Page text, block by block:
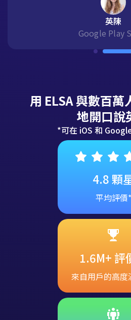
英陳
Google Play
用 ELSA 與數百萬
地開口說
*可在 iOS 和
4.8 顆
平均評價*
1.6M+ 評
來自用戶的高度